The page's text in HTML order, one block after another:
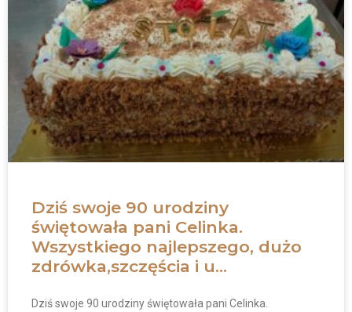
Dziś swoje 90 urodziny
świętowała pani Celinka.
Wszystkiego najlepszego, dużo
zdrówka,szczęścia i u…
Dziś swoje 90 urodziny świętowała pani Celinka.